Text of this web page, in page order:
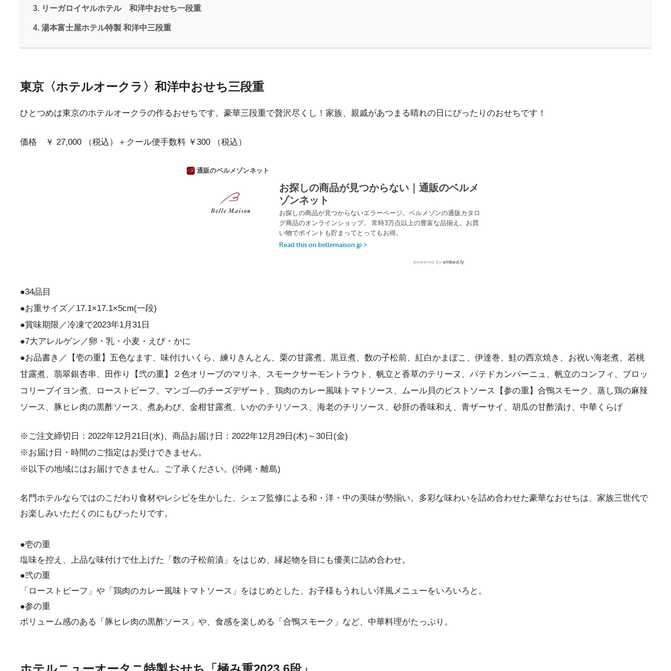
リーガロイヤルホテル 和洋中おせち一段重
湯本富士屋ホテル特製 和洋中三段重
東京〈ホテルオークラ〉和洋中おせち三段重
ひとつめは東京のホテルオークラの作るおせちです。豪華三段重で贅沢尽くし！家族、親戚があつまる晴れの日にぴったりのおせちです！
価格 ￥ 27,000 （税込）＋ クール便手数料 ￥300 （税込）
●34品目
●お重サイズ／17.1×17.1×5cm(一段)
●賞味期限／冷凍で2023年1月31日
●7大アレルゲン／卵・乳・小麦・えび・かに
●お品書き／【壱の重】五色なます、味付けいくら、練りきんとん、栗の甘露煮、黒豆煮、数の子松前、紅白かまぼこ、伊達巻、鮭の西京焼き、お祝い海老煮、若桃
甘露煮、翡翠銀杏串、田作り【弐の重】２色オリーブのマリネ、スモークサーモントラウト、帆立と香草のテリーヌ、パテドカンパーニュ、帆立のコンフィ、ブロッ
コリーブイヨン煮、ローストビーフ、マンゴ―のチーズデザート、鶏肉のカレー風味トマトソース、ムール貝のピストソース【参の重】合鴨スモーク、蒸し鶏の麻辣
ソース、豚ヒレ肉の黒酢ソース、煮あわび、金柑甘露煮、いかのチリソース、海老のチリソース、砂肝の香味和え、青ザーサイ、胡瓜の甘酢漬け、中華くらげ
※ご注文締切日：2022年12月21日(水)、商品お届け日：2022年12月29日(木)～30日(金)
※お届け日・時間のご指定はお受けできません。
※以下の地域にはお届けできません。ご了承ください。(沖縄・離島)
名門ホテルならではのこだわり食材やレシピを生かした、シェフ監修による和・洋・中の美味が勢揃い。多彩な味わいを詰め合わせた豪華なおせちは、家族三世代で
お楽しみいただくのにもぴったりです。
●壱の重
塩味を控え、上品な味付けで仕上げた「数の子松前漬」をはじめ、縁起物を目にも優美に詰め合わせ。
●弐の重
「ローストビーフ」や「鶏肉のカレー風味トマトソース」をはじめとした、お子様もうれしい洋風メニューをいろいろと。
●参の重
ボリューム感のある「豚ヒレ肉の黒酢ソース」や、食感を楽しめる「合鴨スモーク」など、中華料理がたっぷり。